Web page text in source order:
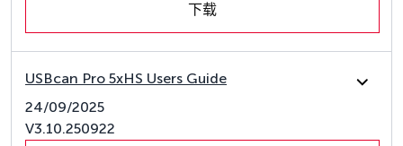
下载
USBcan Pro 5xHS Users Guide
24/09/2025
V3.10.250922